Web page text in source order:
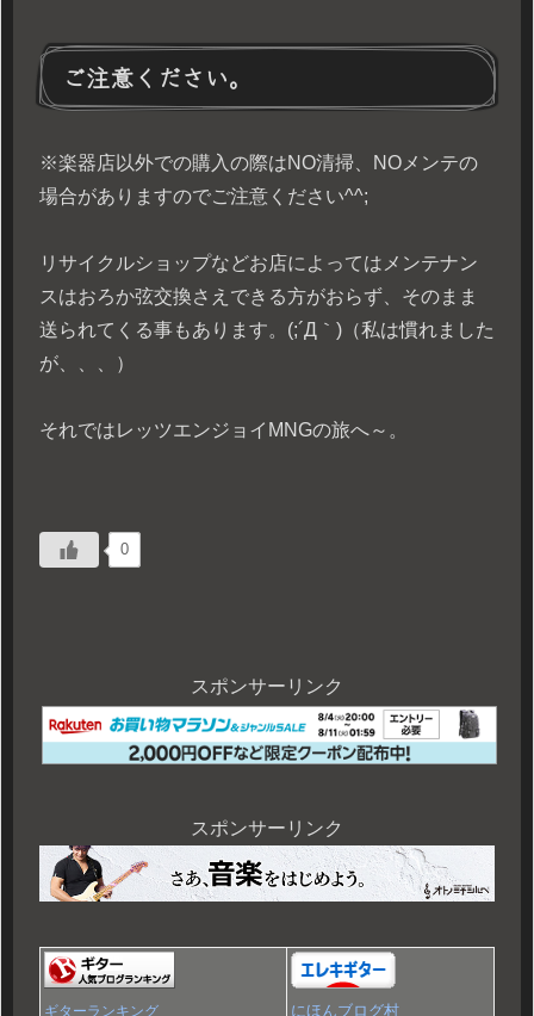
ご注意ください。
※楽器店以外での購入の際はNO清掃、NOメンテの
場合がありますのでご注意ください^^;
リサイクルショップなどお店によってはメンテナン
スはおろか弦交換さえできる方がおらず、そのまま
送られてくる事もあります。(;´Д｀)（私は慣れました
が、、、）
それではレッツエンジョイMNGの旅へ～。
0
スポンサーリンク
スポンサーリンク
ギターランキング にほんブログ村